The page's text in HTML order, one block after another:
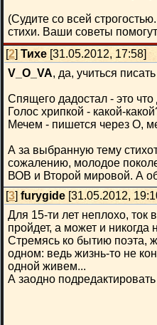
(Судите со всей
стихи. Ваши советы
[2] Тихе [31.05.2012, 17:58]
V_O_VA, да, учиться
Спящего дадостал - это что
Голос хрипкой - какой-
Мечем - пишется через О,
А за выбранную тему
сожалению, молодое
ВОВ и Второй мировой. А
[3] furygide [31.05.2012,
Для 15-ти лет неплохо, ток
пройдет, а может и никогда
Стремясь ко бытию поэта,
одном: ведь жизнь-то не
одной живем...
А заодно